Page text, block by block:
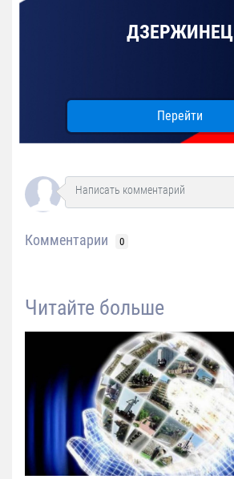
ДЗЕРЖИНЕЦ
Перейти
Комментарии 0
Читайте больше